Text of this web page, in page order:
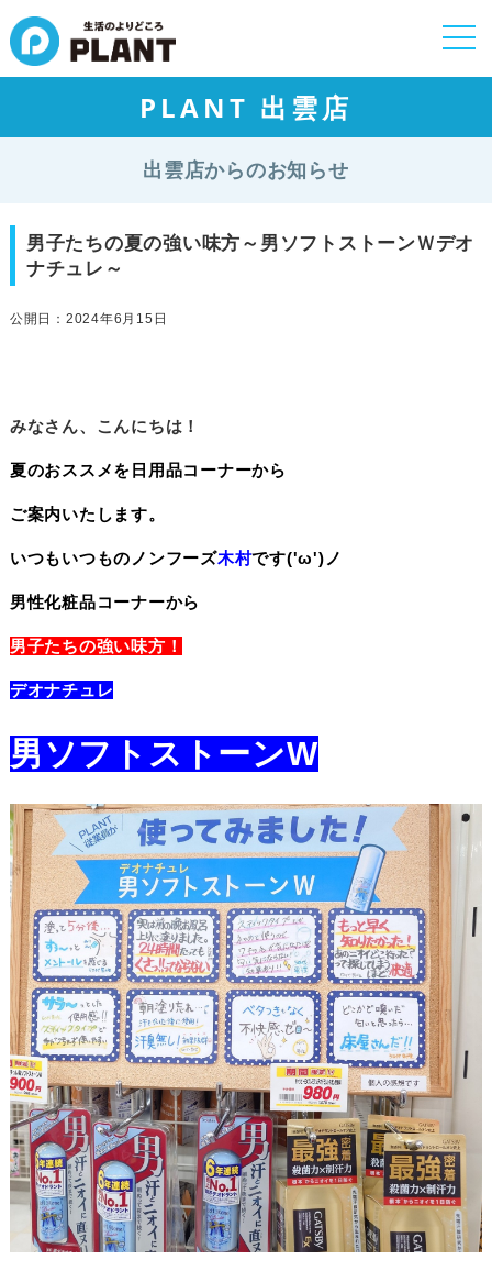
PLANT 出雲店
出雲店からのお知らせ
男子たちの夏の強い味方～男ソフトストーンＷデオ
ナチュレ～
公開日：2024年6月15日
みなさん、こんにちは！
夏のおススメを日用品コーナーから
ご案内いたします。
いつもいつものノンフーズ木村です('ω')ノ
男性化粧品コーナーから
男子たちの強い味方！
デオナチュレ
男ソフトストーンW